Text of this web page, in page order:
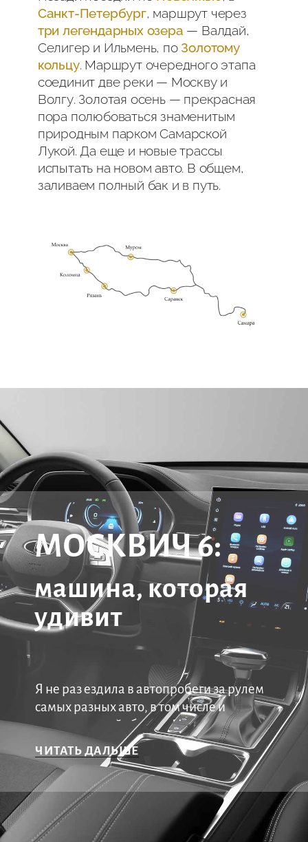
Санкт-Петербург, маршрут через
три легендарных озера — Валдай,
Селигер и Ильмень, по Золотому
кольцу. Маршрут очередного этапа
соединит две реки — Москву и
Волгу. Золотая осень — прекрасная
пора полюбоваться знаменитым
природным парком Самарской
Лукой. Да еще и новые трассы
испытать на новом авто. В общем,
заливаем полный бак и в путь.
МОСКВИЧ 6:
машина, которая
удивит
Я не раз ездила в автопробеги за рулем
самых разных авто, в том числе и
отечественной сборки. Но, как
выяснилось, Москвич-6 выгодно
отличается на общем фоне. И в первую
очередь мне, как представительнице
слабого пола, важно отметить, какой он
классный внутри. Удобные
эргономичные сиденья, вместительный
ЧИТАТЬ ДАЛЬШЕ